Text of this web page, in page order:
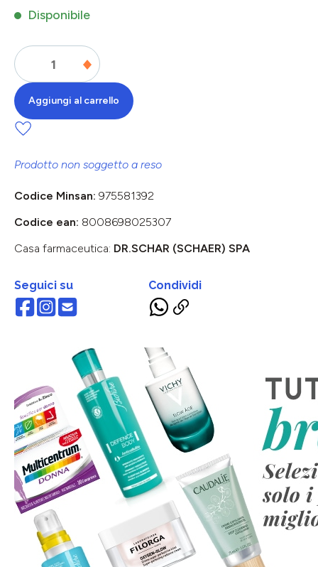
Disponibile
Aggiungi al carrello
Prodotto non soggetto a reso
Codice Minsan: 975581392
Codice ean: 8008698025307
Casa farmaceutica: DR.SCHAR (SCHAER) SPA
Seguici su Condividi